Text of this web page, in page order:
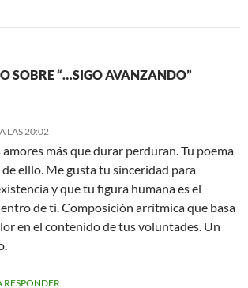
SOBRE “…SIGO AVANZANDO”
LAS 20:02
más que durar perduran. Tu poema
elllo. Me gusta tu sinceridad para
y que tu figura humana es el
de tí. Composición arrítmica que basa
en el contenido de tus voluntades. Un
RESPONDER